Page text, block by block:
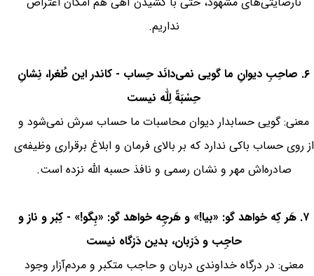
نداریم.
۶. صاحِبِ دیوانِ ما گویی نمی‌دانَد حِساب - کاندر این طُغرا، نِشانِ
حِسْبَةً لِلّٰه نیست
معنی: گویی حسابدار دیوان محاسبات ما حساب سرش نمی‌شود و
از روی حساب باکی ندارد که بر بالای فرمان و ابلاغ برقراری وظیفه‌ی
صادره‌‌اش مهر و نشان رسمی و نافذ حسبه الله نزده است.
۷. هَر کِه خواهد گو: «بیا!» و هَرچِه خواهد گو: «بِگو!» - کِبْر و ناز و
حاجِب و دَرْبان، بدین دَرْگاه نیست
معنی: در درگاه خداوندی دربان و حاجب متکبر و مردم‌آزار وجود